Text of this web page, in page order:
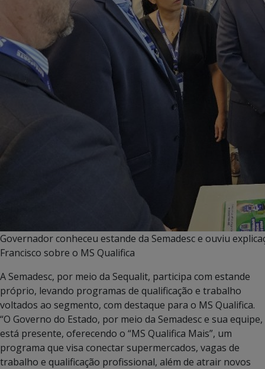
Governador conheceu estande da Semadesc e ouviu
Francisco sobre o MS Qualifica
A Semadesc, por meio da Sequalit, participa com estande
próprio, levando programas de qualificação e trabalho
voltados ao segmento, com destaque para o MS Qualifica.
“O Governo do Estado, por meio da Semadesc e sua equipe,
está presente, oferecendo o “MS Qualifica Mais”, um
programa que visa conectar supermercados, vagas de
trabalho e qualificação profissional, além de atrair novos